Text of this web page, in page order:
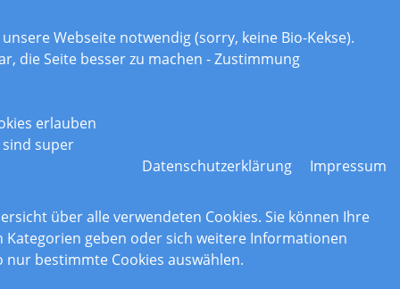
Webseite notwendig (sorry, keine Bio-Kekse).
die Seite besser zu machen - Zustimmung
erlauben
super
Datenschutzerklärung
Impressum
über alle verwendeten Cookies. Sie können Ihre
Kategorien geben oder sich weitere Informationen
nur bestimmte Cookies auswählen.